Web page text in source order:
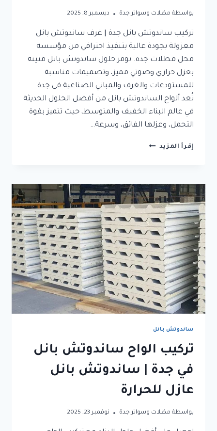
بواسطة مظلات وسواتر جدة ديسمبر 8, 2025
تركيب ساندوتش بانل جدة | غرف ساندوتش بانل
معزولة بجودة عالية بتنفيذ احترافي من مؤسسة
محل مظلات جدة. نوفر حلول ساندوتش بانل متينة
بعزل حراري وصوتي مميز، وتصميمات مناسبة
للمستودعات والغرف والمباني الصناعية في جدة.
تُعد ألواح الساندوتش بانل من أفضل الحلول الحديثة
في عالم البناء الخفيف والمتوسط، حيث تتميز بقوة
التحمل، وعزلها الفائق، وسرعة…
إقرأ المزيد تركيب
|
غرف
ساندوتش
بانل
معزولة
بجودة
عالية
ساندوتش بانل
تركيب الواح ساندوتش بانل
في جدة | ساندوتش بانل
عازل للحرارة
بواسطة مظلات وسواتر جدة نوفمبر 23, 2025